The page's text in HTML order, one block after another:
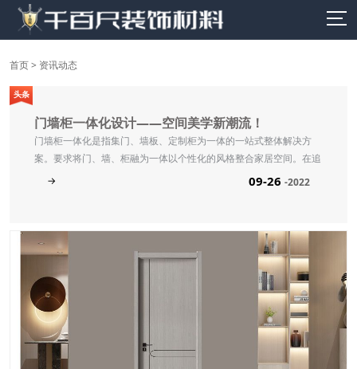
首页> 资讯动态
头条
门墙柜一体化设计——空间美学新潮流！
门墙柜一体化是指集门、墙板、定制柜为一体的一站式整体解决方
案。要求将门、墙、柜融为一体以个性化的风格整合家居空间。在追
求个性化与多元化的定制潮流中，门墙柜一体化.........
→ 09-26 -2022